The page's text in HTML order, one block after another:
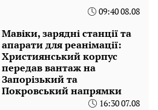
09:40 08.08
Мавіки, зарядні станції та
апарати для реанімації:
Християнський корпус
передав вантаж на
Запорізький та
Покровський напрямки
16:30 07.08